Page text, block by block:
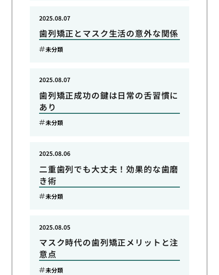
歯列矯正とマスク生活の意外な関係
2025.08.07
未分類
歯列矯正成功の鍵は日常の舌習慣に
あり
2025.08.07
未分類
二重歯列でも大丈夫！効果的な歯磨
き術
2025.08.06
未分類
マスク時代の歯列矯正メリットと注
意点
2025.08.05
未分類